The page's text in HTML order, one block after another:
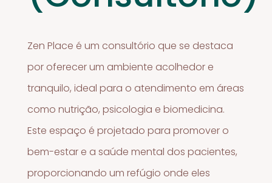
Zen Place é um consultório que se destaca
por oferecer um ambiente acolhedor e
tranquilo, ideal para o atendimento em áreas
como nutrição, psicologia e biomedicina.
Este espaço é projetado para promover o
bem-estar e a saúde mental dos pacientes,
proporcionando um refúgio onde eles